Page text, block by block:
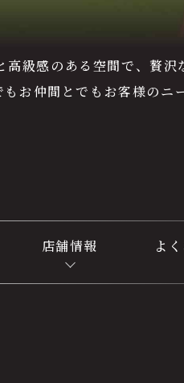
級感のある空間で、贅沢
お仲間とでもお客様のニ
店舗情報 よ